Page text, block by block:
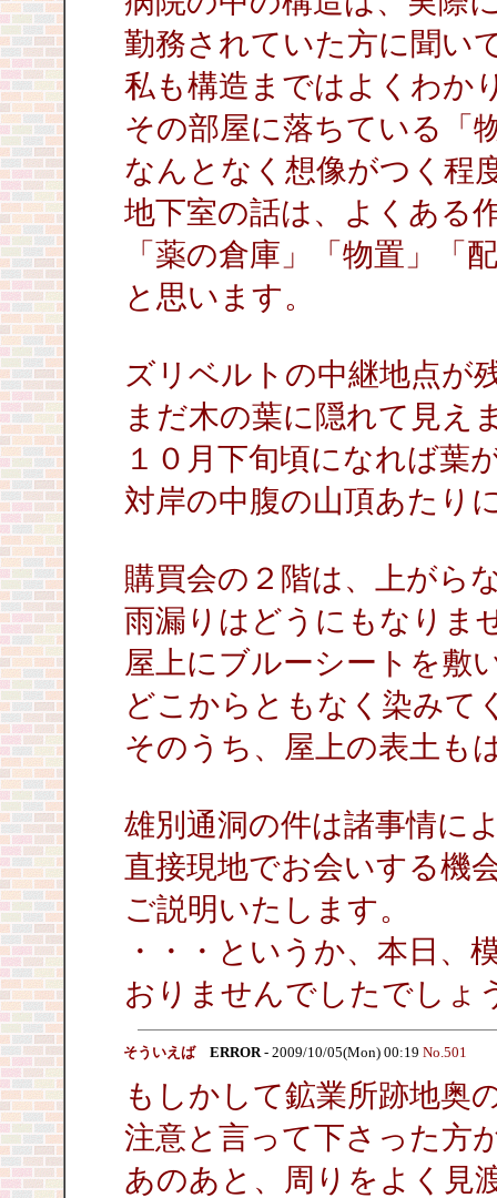
勤務されていた方に聞い
私も構造まではよくわか
その部屋に落ちている「
なんとなく想像がつく程
地下室の話は、よくある
「薬の倉庫」「物置」「
と思います。
ズリベルトの中継地点が
まだ木の葉に隠れて見え
１０月下旬頃になれば葉
対岸の中腹の山頂あたり
購買会の２階は、上がら
雨漏りはどうにもなりま
屋上にブルーシートを敷
どこからともなく染みて
そのうち、屋上の表土も
雄別通洞の件は諸事情に
直接現地でお会いする機
ご説明いたします。
・・・というか、本日、
おりませんでしたでしょ
そういえば ERROR- 2009/10/05(Mon) 00:19 No.501
もしかして鉱業所跡地奥
注意と言って下さった方
あのあと、周りをよく見